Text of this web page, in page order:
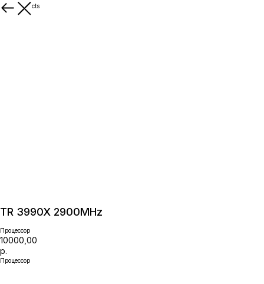
More products
TR 3990X 2900MHz
Процессор
10000,00
р.
Процессор